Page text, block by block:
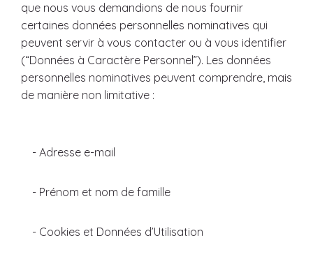
que nous vous demandions de nous fournir
certaines données personnelles nominatives qui
peuvent servir à vous contacter ou à vous identifier
(“Données à Caractère Personnel”). Les données
personnelles nominatives peuvent comprendre, mais
de manière non limitative :
- Adresse e-mail
- Prénom et nom de famille
- Cookies et Données d’Utilisation